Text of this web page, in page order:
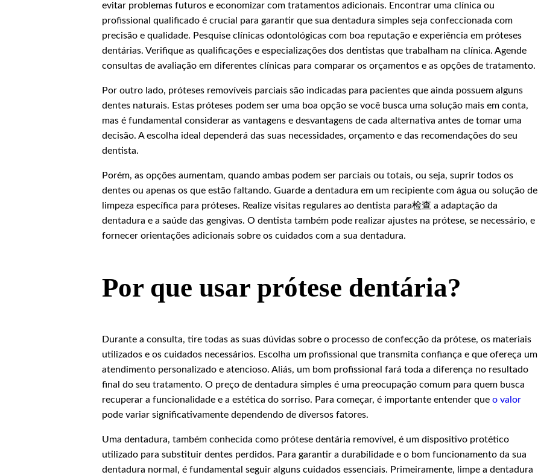
evitar problemas futuros e economizar com tratamentos adicionais. Encontrar uma clínica ou
profissional qualificado é crucial para garantir que sua dentadura simples seja confeccionada com
precisão e qualidade. Pesquise clínicas odontológicas com boa reputação e experiência em próteses
dentárias. Verifique as qualificações e especializações dos dentistas que trabalham na clínica. Agende
consultas de avaliação em diferentes clínicas para comparar os orçamentos e as opções de tratamento.
Por outro lado, próteses removíveis parciais são indicadas para pacientes que ainda possuem alguns
dentes naturais. Estas próteses podem ser uma boa opção se você busca uma solução mais em conta,
mas é fundamental considerar as vantagens e desvantagens de cada alternativa antes de tomar uma
decisão. A escolha ideal dependerá das suas necessidades, orçamento e das recomendações do seu
dentista.
Porém, as opções aumentam, quando ambas podem ser parciais ou totais, ou seja, suprir todos os
dentes ou apenas os que estão faltando. Guarde a dentadura em um recipiente com água ou solução de
limpeza específica para próteses. Realize visitas regulares ao dentista para检查 a adaptação da
dentadura e a saúde das gengivas. O dentista também pode realizar ajustes na prótese, se necessário, e
fornecer orientações adicionais sobre os cuidados com a sua dentadura.
Por que usar prótese dentária?
Durante a consulta, tire todas as suas dúvidas sobre o processo de confecção da prótese, os materiais
utilizados e os cuidados necessários. Escolha um profissional que transmita confiança e que ofereça um
atendimento personalizado e atencioso. Aliás, um bom profissional fará toda a diferença no resultado
final do seu tratamento. O preço de dentadura simples é uma preocupação comum para quem busca
recuperar a funcionalidade e a estética do sorriso. Para começar, é importante entender queo valor
pode variar significativamente dependendo de diversos fatores.
Uma dentadura, também conhecida como prótese dentária removível, é um dispositivo protético
utilizado para substituir dentes perdidos. Para garantir a durabilidade e o bom funcionamento da sua
dentadura normal, é fundamental seguir alguns cuidados essenciais. Primeiramente, limpe a dentadura